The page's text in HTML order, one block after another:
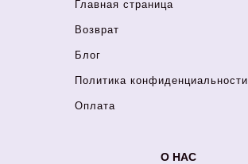
Главная страница
Возврат
Блог
Политика конфиденциальности
Оплата
О НАС